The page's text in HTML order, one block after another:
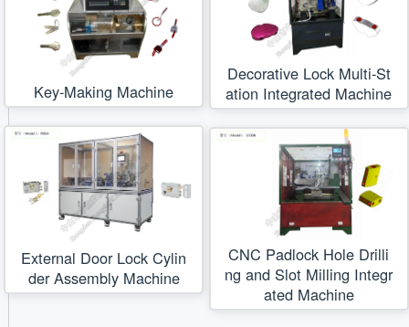
Key-Making Machine
External Door Lock Cylin
der Assembly Machine
Decorative Lock Multi-St
ation Integrated Machine
CNC Padlock Hole Drilli
ng and Slot Milling Integr
ated Machine